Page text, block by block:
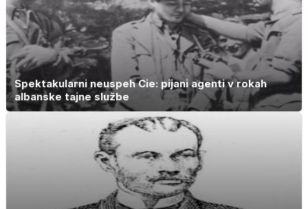
Spektakularni neuspeh Cie: pijani agenti v rokah
albanske tajne službe